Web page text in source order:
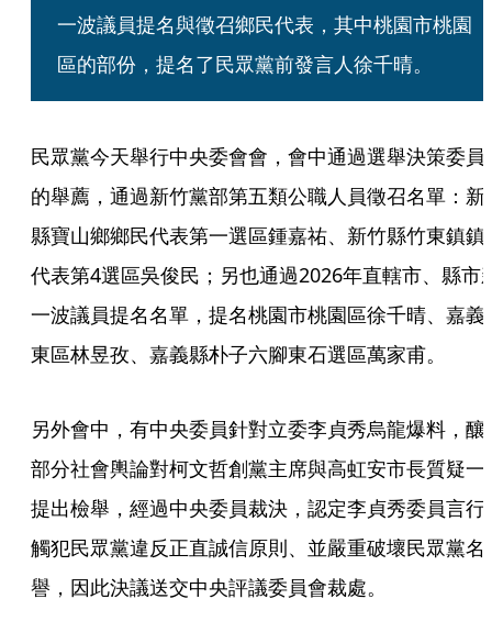
一波議員提名與徵召鄉民代表，其中桃園市桃園
區的部份，提名了民眾黨前發言人徐千晴。
民眾黨今天舉行中央委會會，會中通過選舉決策委員
的舉薦，通過新竹黨部第五類公職人員徵召名單：新
縣寶山鄉鄉民代表第一選區鍾嘉祐、新竹縣竹東鎮鎮
代表第4選區吳俊民；另也通過2026年直轄市、縣市
一波議員提名名單，提名桃園市桃園區徐千晴、嘉義
東區林昱孜、嘉義縣朴子六腳東石選區萬家甫。
另外會中，有中央委員針對立委李貞秀烏龍爆料，釀
部分社會輿論對柯文哲創黨主席與高虹安市長質疑一
提出檢舉，經過中央委員裁決，認定李貞秀委員言行
觸犯民眾黨違反正直誠信原則、並嚴重破壞民眾黨名
譽，因此決議送交中央評議委員會裁處。